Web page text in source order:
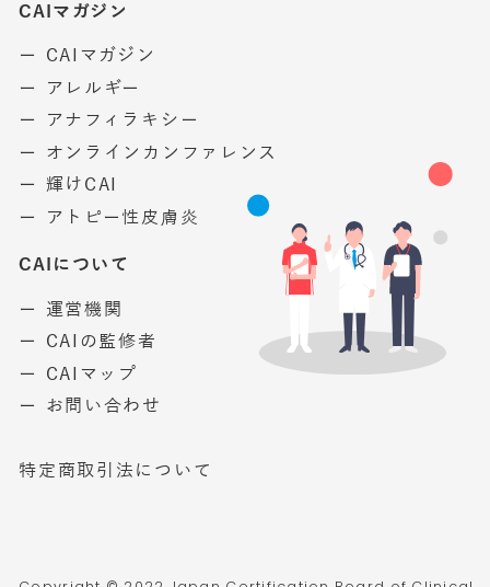
CAIマガジン
ー CAIマガジン
ー アレルギー
ー アナフィラキシー
ー オンラインカンファレンス
ー 輝けCAI
ー アトピー性皮膚炎
CAIについて
ー 運営機関
ー CAIの監修者
ー CAIマップ
ー お問い合わせ
特定商取引法について